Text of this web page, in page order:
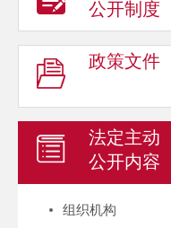
公开制度
政策文件
法定主动
公开内容
组织机构